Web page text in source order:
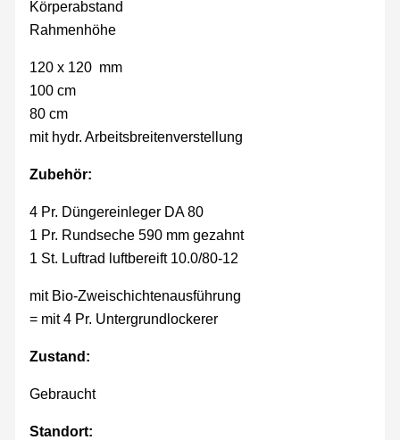
Körperabstand
Rahmenhöhe
120 x 120 mm
100 cm
80 cm
mit hydr. Arbeitsbreitenverstellung
Zubehör:
4 Pr. Düngereinleger DA 80
1 Pr. Rundseche 590 mm gezahnt
1 St. Luftrad luftbereift 10.0/80-12
mit Bio-Zweischichtenausführung
= mit 4 Pr. Untergrundlockerer
Zustand:
Gebraucht
Standort: